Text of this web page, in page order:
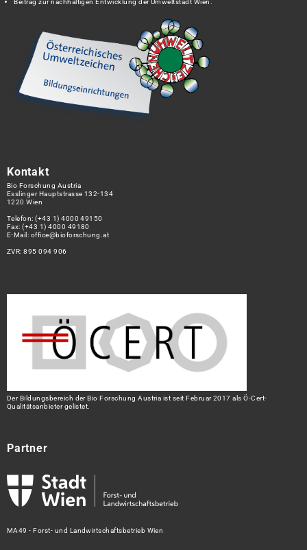
Beitrag zur nachhaltigen Entwicklung der Umweltstadt Wien.
Kontakt
Bio Forschung Austria
Esslinger Hauptstrasse 132-134
1220 Wien
Telefon:(+43 1) 4000 49150
Fax: (+43 1) 4000 49180
E-Mail: office@bioforschung.at
ZVR: 895 094 906
Der Bildungsbereich der Bio Forschung Austria ist seit Februar 2017 als Ö-Cert-
Qualitätsanbieter gelistet.
Partner
MA49 - Forst- und Landwirtschaftsbetrieb Wien